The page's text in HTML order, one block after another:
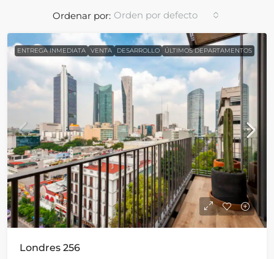
Ordenar por: Orden por defecto
ENTREGA INMEDIATA VENTA DESARROLLO ÚLTIMOS DEPARTAMENTOS
Londres 256